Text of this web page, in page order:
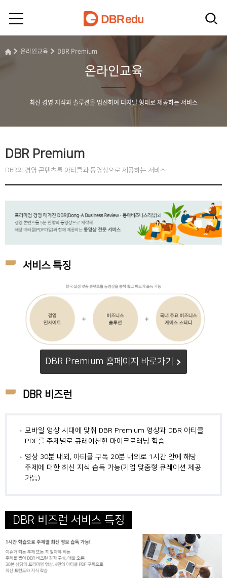
온라인교육 DBR Premium
온라인교육
최신 경영 지식과 솔루션을 엄선하여 디지털 형태로 제공하는 서비스
DBR Premium
DBR의 경영 콘텐츠를 아티클과 동영상으로 제공하는 서비스
서비스 특징
DBR Premium 홈페이지 바로가기
DBR 비즈런
모바일 영상 시대에 맞춰 DBR Premium 영상과 DBR 아티클
PDF를 주제별로 큐레이션한 마이크로러닝 학습
영상 30분 내외, 아티클 구독 20분 내외로 1시간 안에 해당
주제에 대한 최신 지식 습득 가능(기업 맞춤형 큐레이션 제공
가능)
DBR 비즈런 서비스 특징